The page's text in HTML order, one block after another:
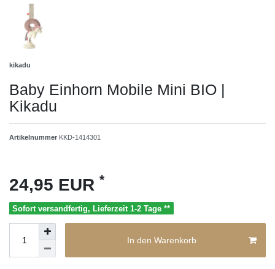
kikadu
Baby Einhorn Mobile Mini BIO |
Kikadu
Artikelnummer KKD-1414301
24,95 EUR *
Sofort versandfertig, Lieferzeit 1-2 Tage **
In den Warenkorb